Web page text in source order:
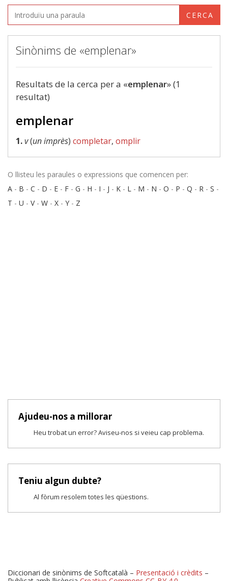
CERCA
Sinònims de «emplenar»
Resultats de la cerca per a «emplenar» (1
resultat)
emplenar
1.v(un imprès) completar, omplir
O llisteu les paraules o expressions que comencen per:
A - B - C - D - E - F - G - H - I - J - K - L - M - N - O - P - Q - R - S -
T - U - V- W - X - Y - Z
Ajudeu-nos a millorar
Heu trobat un error? Aviseu-nos si veieu cap problema.
Teniu algun dubte?
Al fòrum resolem totes les qüestions.
Diccionari de sinònims de Softcatalà – Presentació i crèdits –